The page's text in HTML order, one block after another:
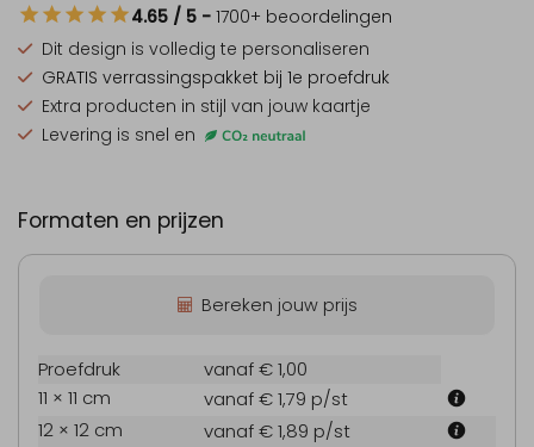
4.65 / 5 - 1700+ beoordelingen
Dit design is volledig te personaliseren
GRATIS verrassingspakket bij 1e proefdruk
Extra producten in stijl van jouw kaartje
Levering is snel en
Formaten en prijzen
Bereken jouw prijs
Proefdruk
vanaf € 1,00
11 × 11 cm
vanaf € 1,79 p/st
12 × 12 cm
vanaf € 1,89 p/st